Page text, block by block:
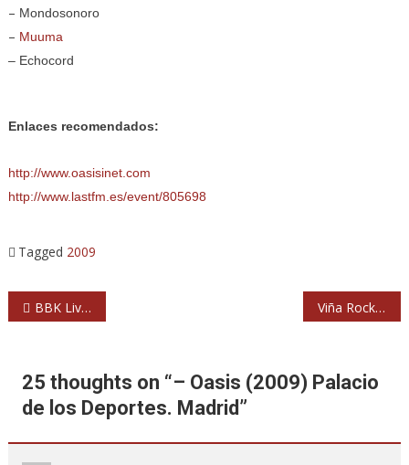
– Mondosonoro
– Muuma
– Echocord
Enlaces recomendados:
http://www.oasisinet.com
http://www.lastfm.es/event/805698
Tagged 2009
Navegación
BBK Live 09: Placebo, Primal Scream, Dave Matthews Band, Vetusta Morla, Babyshambles… Viña Rock 2009: los de siempre, más, y mejores
25 thoughts on “– Oasis (2009) Palacio
de los Deportes. Madrid ”